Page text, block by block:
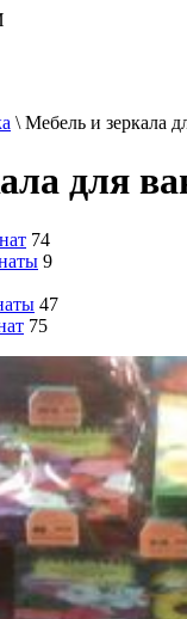
\ Мебель и зеркала
для
74
9
47
75